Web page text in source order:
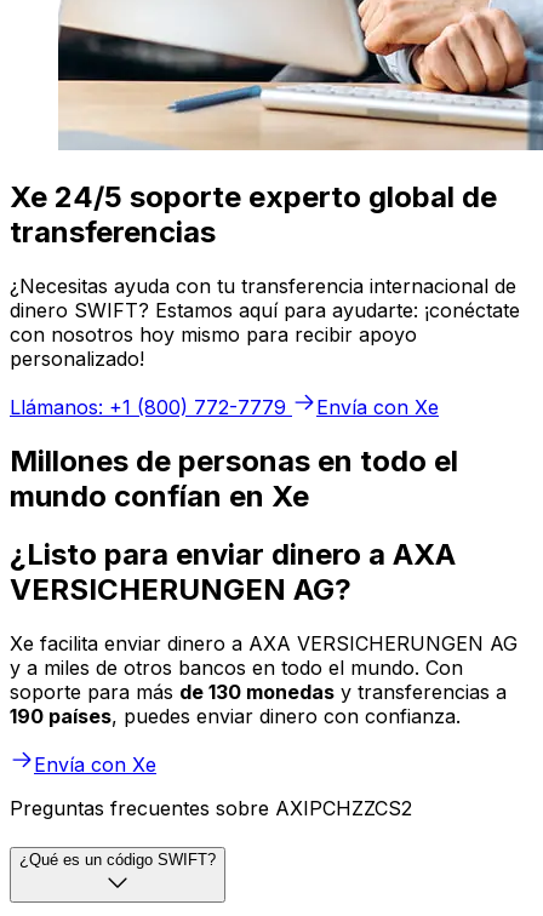
Xe 24/5 soporte experto global de
transferencias
¿Necesitas ayuda con tu transferencia internacional de
dinero SWIFT? Estamos aquí para ayudarte: ¡conéctate
con nosotros hoy mismo para recibir apoyo
personalizado!
Llámanos: +1 (800) 772-7779
Envía con Xe
Millones de personas en todo el
mundo confían en Xe
¿Listo para enviar dinero a AXA
VERSICHERUNGEN AG?
Xe facilita enviar dinero a AXA VERSICHERUNGEN AG
y a miles de otros bancos en todo el mundo. Con
soporte para más de 130 monedas y transferencias a
190 países, puedes enviar dinero con confianza.
Envía con Xe
Preguntas frecuentes sobre AXIPCHZZCS2
¿Qué es un código SWIFT?